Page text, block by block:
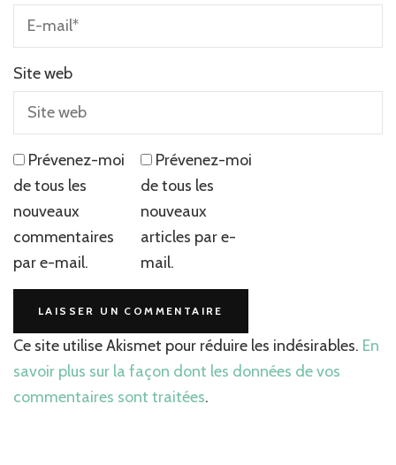
Site web
Prévenez-moi
de tous les
nouveaux
commentaires
par e-mail.
Prévenez-moi
de tous les
nouveaux
articles par e-
mail.
Ce site utilise Akismet pour réduire les indésirables. En
savoir plus sur la façon dont les données de vos
commentaires sont traitées.